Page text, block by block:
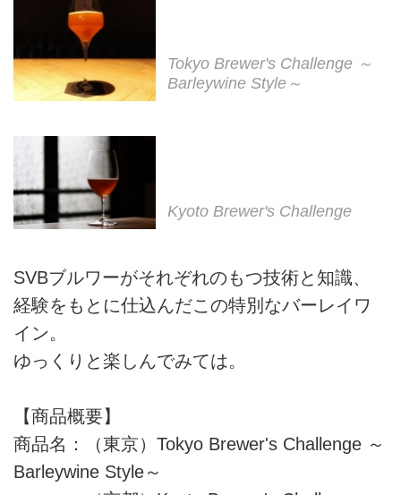
Tokyo Brewer's Challenge ～
Barleywine Style～
Kyoto Brewer's Challenge
SVBブルワーがそれぞれのもつ技術と知識、
経験をもとに仕込んだこの特別なバーレイワ
イン。
ゆっくりと楽しんでみては。
【商品概要】
商品名：（東京）Tokyo Brewer's Challenge ～
Barleywine Style～